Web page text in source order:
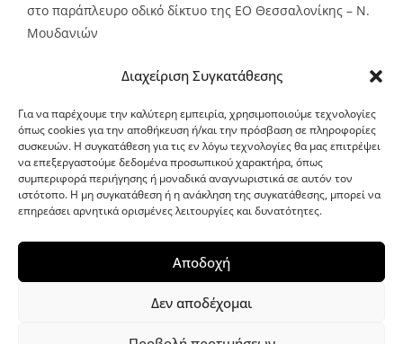
Διαχείριση Συγκατάθεσης
Για να παρέχουμε την καλύτερη εμπειρία, χρησιμοποιούμε τεχνολογίες
όπως cookies για την αποθήκευση ή/και την πρόσβαση σε πληροφορίες
συσκευών. Η συγκατάθεση για τις εν λόγω τεχνολογίες θα μας επιτρέψει
να επεξεργαστούμε δεδομένα προσωπικού χαρακτήρα, όπως
συμπεριφορά περιήγησης ή μοναδικά αναγνωριστικά σε αυτόν τον
ιστότοπο. Η μη συγκατάθεση ή η ανάκληση της συγκατάθεσης, μπορεί να
επηρεάσει αρνητικά ορισμένες λειτουργίες και δυνατότητες.
Αποδοχή
Δεν αποδέχομαι
στο παράπλευρο οδικό δίκτυο της ΕΟ Θεσσαλονίκης – Ν.
Μουδανιών
G-point.gr